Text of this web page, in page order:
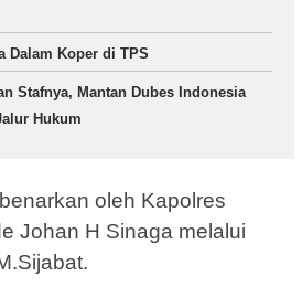
Dalam Koper di TPS
Stafnya, Mantan Dubes Indonesia
Hukum
oleh Kapolres
Johan H Sinaga melalui